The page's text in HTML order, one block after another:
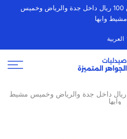
الانتقالتوصيل مجاني للطلبات فوق 100 ريال داخل جدة والرياض وخميس
مشيط وابها
العربية
شحن مجاني للطلبات فوق 100 ريال داخل جدة والرياض وخميس مشيط
وابها